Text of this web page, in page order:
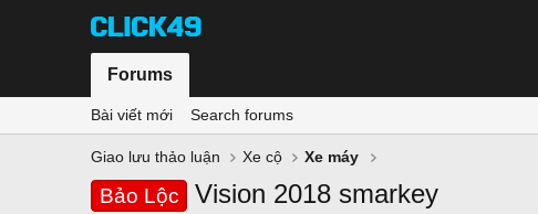
Forums
Bài viết mới Search forums
Giao lưu thảo luận Xe cộ Xe máy
Bảo Lộc Vision 2018 smarkey